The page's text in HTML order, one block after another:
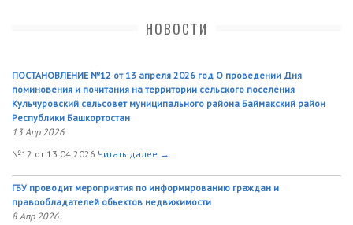
НОВОСТИ
ПОСТАНОВЛЕНИЕ №12 от 13 апреля 2026 год О проведении Дня
поминовения и почитания на территории сельского поселения
Кульчуровский сельсовет муниципального района Баймакский район
Республики Башкортостан
13 Апр 2026
№12 от 13.04.2026 Читать далее →
ГБУ проводит мероприятия по информированию граждан и
правообладателей объектов недвижимости
8 Апр 2026